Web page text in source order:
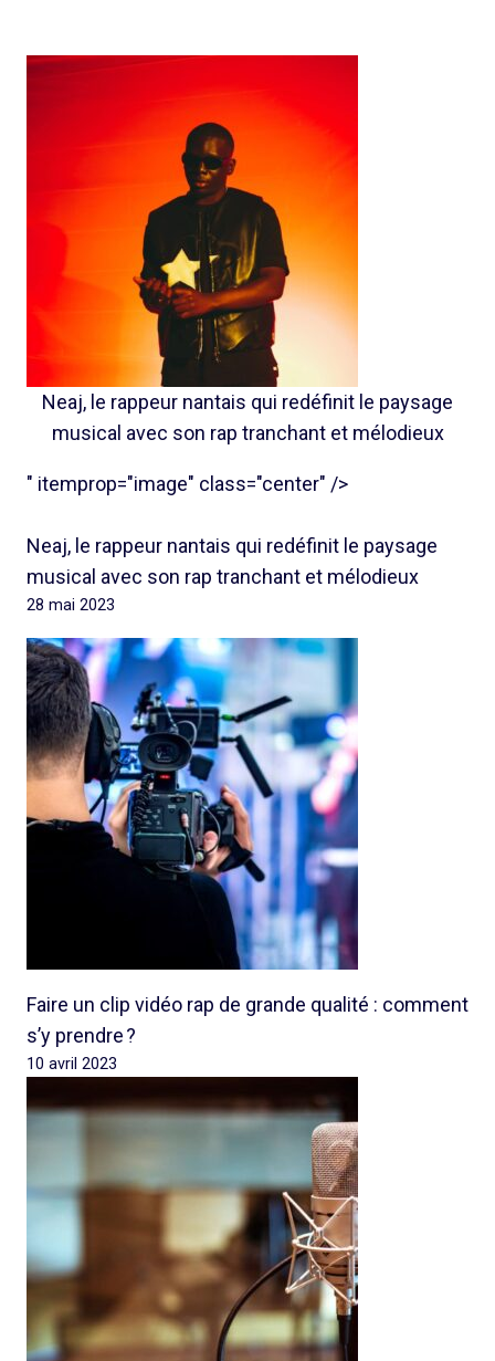
Neaj, le rappeur nantais qui redéfinit le paysage
musical avec son rap tranchant et mélodieux
" itemprop="image" class="center" />
Neaj, le rappeur nantais qui redéfinit le paysage
musical avec son rap tranchant et mélodieux
28 mai 2023
Faire un clip vidéo rap de grande qualité : comment
s’y prendre ?
10 avril 2023